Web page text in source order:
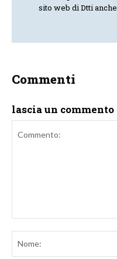
sito web di Dtti
Commenti
lascia un commento